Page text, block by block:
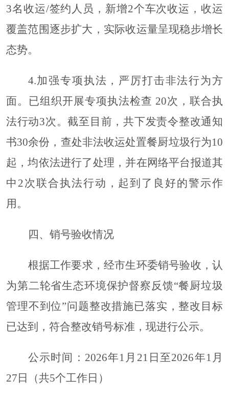
3名收运/签约人员，新增2个车次收运，收运
覆盖范围逐步扩大，实际收运量呈现稳步增长
态势。
4.加强专项执法，严厉打击非法行为方
面。已组织开展专项执法检查 20次，联合执
法行动3次。截至目前，共下发责令整改通知
书30余份，查处非法收运处置餐厨垃圾行为10
起，均依法进行了处理，并在网络平台报道其
中2次联合执法行动，起到了良好的警示作
用。
四、销号验收情况
根据工作要求，经市生环委销号验收，认
为第二轮省生态环境保护督察反馈“餐厨垃圾
管理不到位”问题整改措施已落实，整改目标
已达到，符合整改销号标准，现进行公示。
公示时间： 2026年1月 21 日至2026年1月
27 日（共5个工作日）